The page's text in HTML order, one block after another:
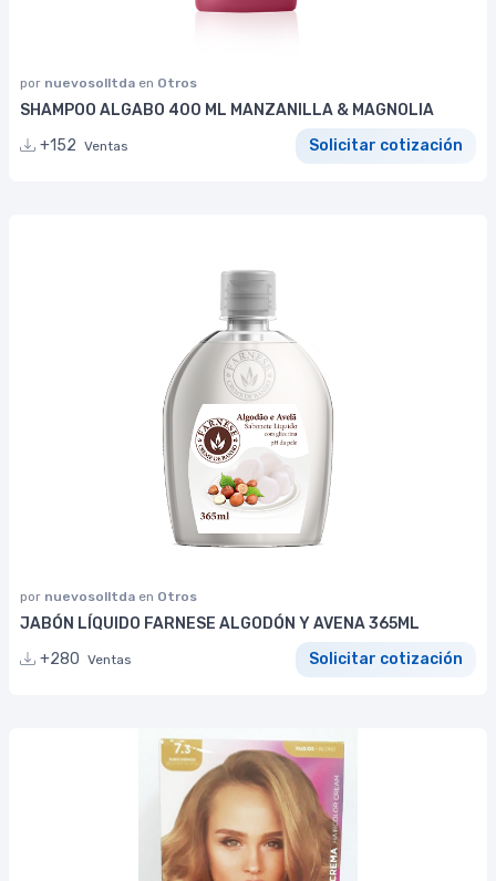
por nuevosolltda en Otros
SHAMPOO ALGABO 400 ML MANZANILLA & MAGNOLIA
+152 Ventas Solicitar cotización
por nuevosolltda en Otros
JABÓN LÍQUIDO FARNESE ALGODÓN Y AVENA 365ML
+280 Ventas Solicitar cotización